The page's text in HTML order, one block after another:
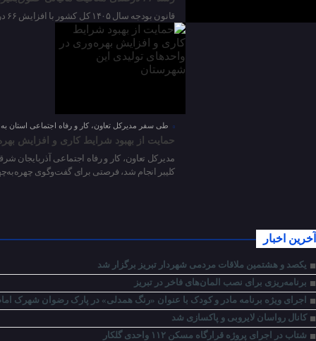
قانون بودجه سال ۱۴۰۵ کل کشور با افزایش ۶۶ درصدی سقف معافیت مالیات بر درآمد حقوق در مقایسه با سال 1404، درآمد حقوق‌ سالانه کمتر از 480 میلیون تومان کارکنان دولتی و غیردولتی را از پرداخت مالیات معاف کرد.
طی سفر مدیرکل تعاون، کار و رفاه اجتماعی استان به
حمایت از بهبود شرایط کاری و افزایش
مدیرکل تعاون، کار و رفاه اجتماعی
کلیبر انجام شد، فرصتی برای گفت‌وگوی
آخرین اخبار
یکصد و هشتمین ملاقات مردمی شهردار تبریز برگزار شد
برنامه‌ریزی برای نصب المان‌های فاخر در تبریز
اجرای ویژه برنامه مادر و کودک با عنوان «رنگ همدلی» در پارک رضوان شهرک
کانال رواسان لایروبی و پاکسازی شد
شتاب در اجرای پروژه قرارگاه مسکن ۱۱۲ واحدی گلکار